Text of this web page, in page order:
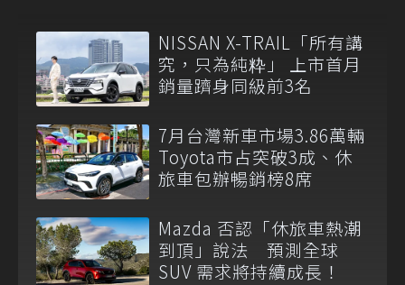
NISSAN X-TRAIL「所有講
究，只為純粋」 上市首月
銷量躋身同級前3名
7月台灣新車市場3.86萬輛
Toyota市占突破3成、休
旅車包辦暢銷榜8席
Mazda 否認「休旅車熱潮
到頂」說法 預測全球
SUV 需求將持續成長！